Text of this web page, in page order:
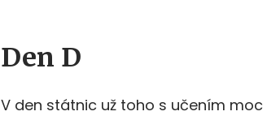
Den D
V den státnic už toho s učením